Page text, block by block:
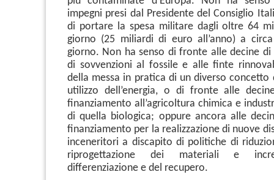
impegni presi dal Presidente del Consiglio
di portare la spesa militare dagli oltre 64
giorno (25 miliardi di euro all’anno) a
giorno. Non ha senso di fronte alle decine
di sovvenzioni al fossile e alle finte
della messa in pratica di un diverso concetto
utilizzo dell’energia, o di fronte alle
finanziamento all’agricoltura chimica e
di quella biologica; oppure ancora alle
finanziamento per la realizzazione di nuove
inceneritori a discapito di politiche di
riprogettazione dei materiali e
differenziazione e del recupero.